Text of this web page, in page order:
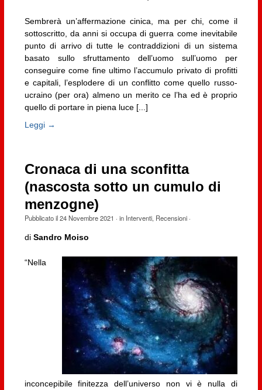
Sembrerà un’affermazione cinica, ma per chi, come il
sottoscritto, da anni si occupa di guerra come inevitabile
punto di arrivo di tutte le contraddizioni di un sistema
basato sullo sfruttamento dell’uomo sull’uomo per
conseguire come fine ultimo l’accumulo privato di profitti
e capitali, l’esplodere di un conflitto come quello russo-
ucraino (per ora) almeno un merito ce l’ha ed è proprio
quello di portare in piena luce [...]
Leggi →
Cronaca di una sconfitta
(nascosta sotto un cumulo di
menzogne)
Pubblicato il24 Novembre 2021 · in Interventi, Recensioni·
di Sandro Moiso
“Nella
inconcepibile finitezza dell’universo non vi è nulla di